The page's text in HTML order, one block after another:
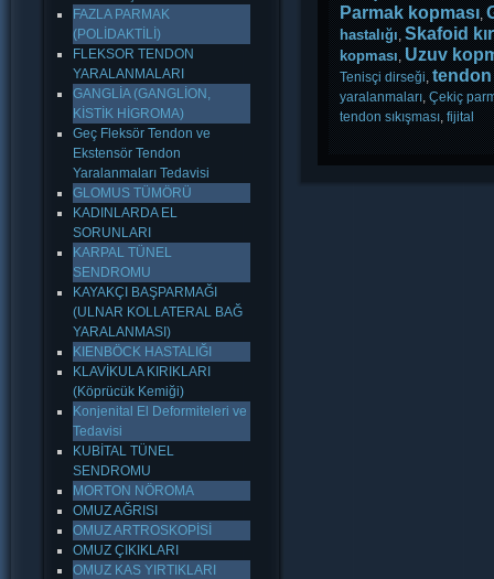
Parmak kopması,
hastalığı,Skafoid
kopması,Uzuv
Tenisçi dirseği,
yaralanmaları,Çekiç
tendon sıkışması,fijital
FAZLA PARMAK
(POLİDAKTİLİ)
FLEKSOR TENDON
YARALANMALARI
GANGLİA (GANGLİON,
KİSTİK HİGROMA)
Geç Fleksör Tendon ve
Ekstensör Tendon
Yaralanmaları Tedavisi
GLOMUS TÜMÖRÜ
KADINLARDA EL
SORUNLARI
KARPAL TÜNEL
SENDROMU
KAYAKÇI BAŞPARMAĞI
(ULNAR KOLLATERAL BAĞ
YARALANMASI)
KIENBÖCK HASTALIĞI
KLAVİKULA KIRIKLARI
(Köprücük Kemiği)
Konjenital El Deformiteleri ve
Tedavisi
KUBİTAL TÜNEL
SENDROMU
MORTON NÖROMA
OMUZ AĞRISI
OMUZ ARTROSKOPİSİ
OMUZ ÇIKIKLARI
OMUZ KAS YIRTIKLARI